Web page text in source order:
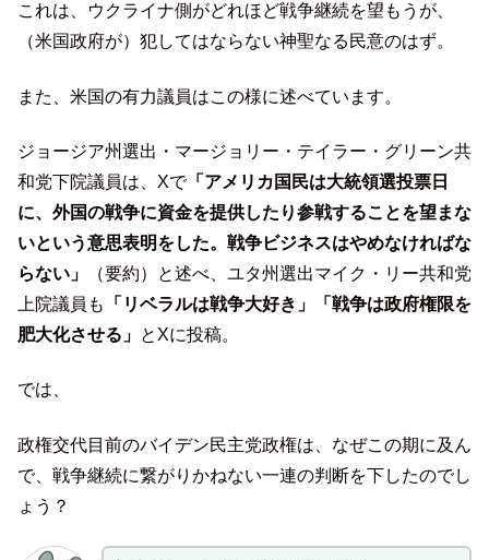
これは、ウクライナ側がどれほど戦争継続を望もうが、
（米国政府が）犯してはならない神聖なる民意のはず。
また、米国の有力議員はこの様に述べています。
ジョージア州選出・マージョリー・テイラー・グリーン共
和党下院議員は、Xで「アメリカ国民は大統領選投票日
に、外国の戦争に資金を提供したり参戦することを望まな
いという意思表明をした。戦争ビジネスはやめなければな
らない」
（要約）と述べ、ユタ州選出マイク・リー共和党
上院議員も
「リベラルは戦争大好き」「戦争は政府権限を
肥大化させる」 とXに投稿。
では、
政権交代目前のバイデン民主党政権は、なぜこの期に及ん
で、戦争継続に繋がりかねない一連の判断を下したのでし
ょう？